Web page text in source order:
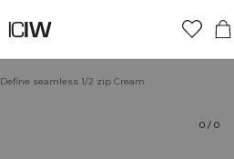
Define seamless 1/2 zip Cream
0 / 0